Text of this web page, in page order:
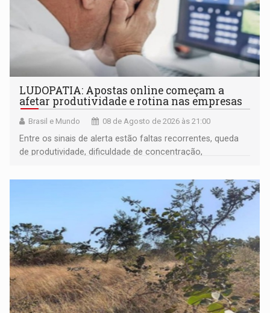
LUDOPATIA: Apostas online começam a
afetar produtividade e rotina nas empresas
Brasil e Mundo 08 de Agosto de 2026 às 21:00
Entre os sinais de alerta estão faltas recorrentes, queda
de produtividade, dificuldade de concentração,